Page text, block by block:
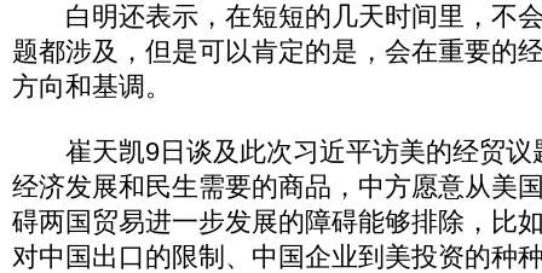
白明还表示，在短短的几天时间里，不
题都涉及，但是可以肯定的是，会在重要的
方向和基调。
崔天凯9日谈及此次习近平访美的经贸议
经济发展和民生需要的商品，中方愿意从美
碍两国贸易进一步发展的障碍能够排除，比
对中国出口的限制、中国企业到美投资的种